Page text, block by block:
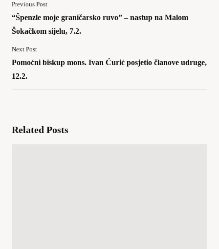
Previous Post
“Špenzle moje graničarsko ruvo” – nastup na Malom
Šokačkom sijelu, 7.2.
Next Post
Pomoćni biskup mons. Ivan Ćurić posjetio članove udruge,
12.2.
Related Posts